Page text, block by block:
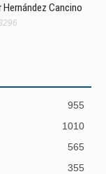
Cancino
955
1010
565
355